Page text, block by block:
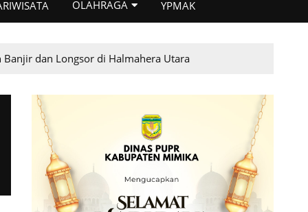
OLAHRAGA YPMAK
dan Longsor di Halmahera Utara